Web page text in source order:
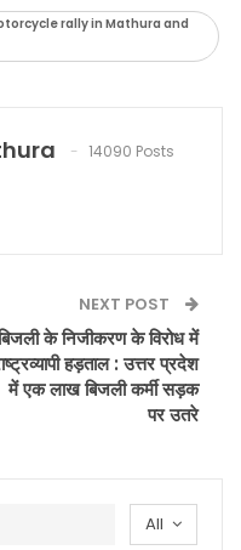
rally in Mathura and
14090 Posts
NEXT POST
के निजीकरण के विरोध में
हड़ताल : उत्तर प्रदेश
में एक लाख बिजली कर्मी सड़क
पर उतरे
All